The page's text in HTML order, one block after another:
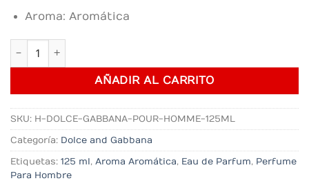
Aroma: Aromática
Perfume Pour Homme cantidad
AÑADIR AL CARRITO
SKU: H-DOLCE-GABBANA-POUR-HOMME-125ML
Categoría: Dolce and Gabbana
Etiquetas: 125 ml, Aroma Aromática, Eau de Parfum, Perfume
Para Hombre